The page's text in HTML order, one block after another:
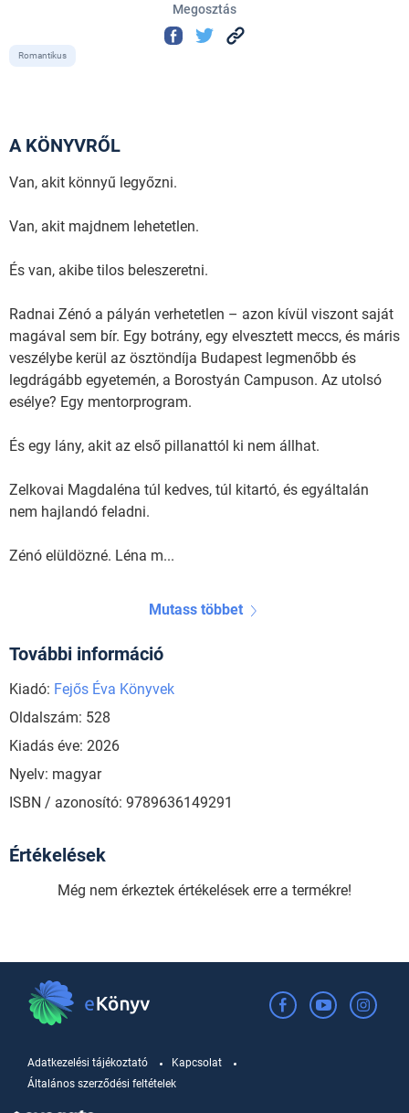
Megosztás
Romantikus
A KÖNYVRŐL
Van, akit könnyű legyőzni.
Van, akit majdnem lehetetlen.
És van, akibe tilos beleszeretni.
Radnai Zénó a pályán verhetetlen – azon kívül viszont saját
magával sem bír. Egy botrány, egy elvesztett meccs, és máris
veszélybe kerül az ösztöndíja Budapest legmenőbb és
legdrágább egyetemén, a Borostyán Campuson. Az utolsó
esélye? Egy mentorprogram.
És egy lány, akit az első pillanattól ki nem állhat.
Zelkovai Magdaléna túl kedves, túl kitartó, és egyáltalán
nem hajlandó feladni.
Zénó elüldözné. Léna m...
Mutass többet
További információ
Kiadó: Fejős Éva Könyvek
Oldalszám: 528
Kiadás éve: 2026
Nyelv: magyar
ISBN / azonosító: 9789636149291
Értékelések
Még nem érkeztek értékelések erre a termékre!
Adatkezelési tájékoztató
Kapcsolat
Általános szerződési feltételek